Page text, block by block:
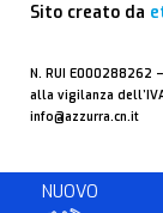
NUOVO
Sito creato da
N. RUI E000288262 –
alla vigilanza
info@azzurra.cn.it